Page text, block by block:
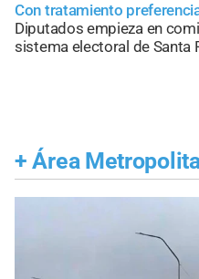
Con tratamiento
Diputados empieza en
sistema electoral de Santa
+ Área